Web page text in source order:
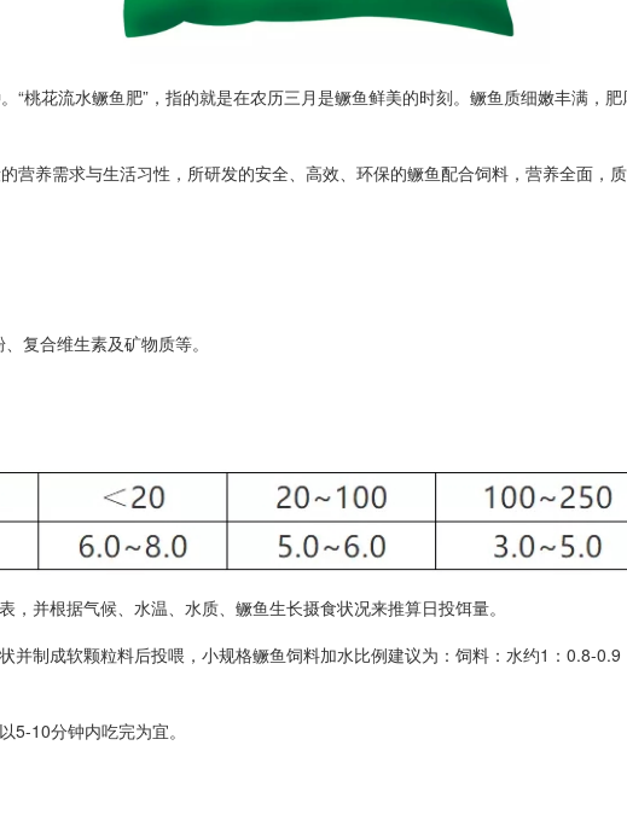
桃花流水鳜鱼肥”，指的就是在农历三月是鳜鱼鲜美的时刻。鳜鱼质细嫩丰满，
养需求与生活习性，所研发的安全、高效、环保的鳜鱼配合饲料，营养全面，
复合维生素及矿物质等。
，并根据气候、水温、水质、鳜鱼生长摄食状况来推算日投饵量。
并制成软颗粒料后投喂，小规格鳜鱼饲料加水比例建议为：饲料：水约1：0.8-
5-10分钟内吃完为宜。